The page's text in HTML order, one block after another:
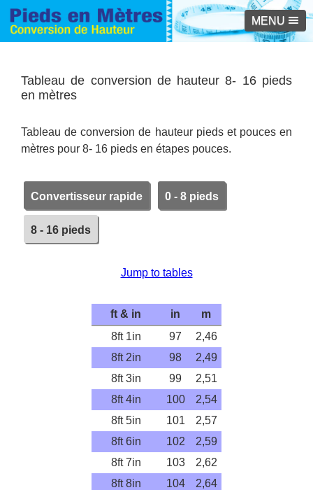
MENU
Tableau de conversion de hauteur 8- 16 pieds
en mètres
Tableau de conversion de hauteur pieds et pouces en
mètres pour 8- 16 pieds en étapes pouces.
Convertisseur rapide 0 - 8 pieds
8 - 16 pieds
Jump to tables
ft & in in
m
8ft 1in
97
2,46
8ft 2in
98
2,49
8ft 3in
99
2,51
8ft 4in
100
2,54
8ft 5in
101
2,57
8ft 6in
102
2,59
8ft 7in
103
2,62
8ft 8in
104
2,64